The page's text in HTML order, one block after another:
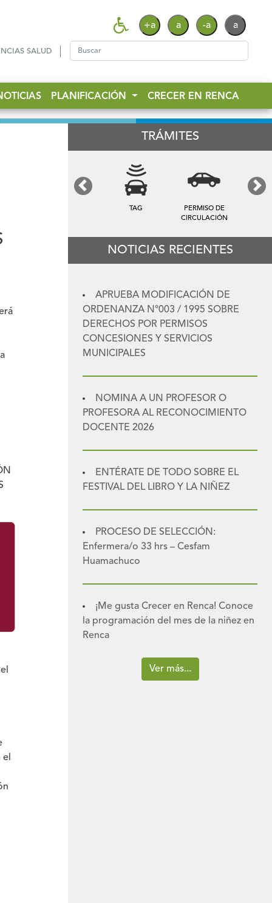
+a a -a a
SALUD
PLANIFICACIÓN CRECER EN RENCA
el
TRÁMITES
TARIFA DE
ASEO
Previous Next
NOTICIAS RECIENTES
APRUEBA MODIFICACIÓN DE
ORDENANZA N°003 / 1995 SOBRE
DERECHOS POR PERMISOS
CONCESIONES Y SERVICIOS
MUNICIPALES
NOMINA A UN PROFESOR O
PROFESORA AL RECONOCIMIENTO
DOCENTE 2026
ENTÉRATE DE TODO SOBRE EL
FESTIVAL DEL LIBRO Y LA NIÑEZ
PROCESO DE SELECCIÓN:
Enfermera/o 33 hrs – Cesfam
Huamachuco
¡Me gusta Crecer en Renca! Conoce
la programación del mes de la niñez en
Renca
Ver más...